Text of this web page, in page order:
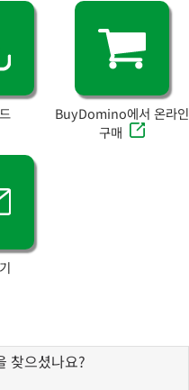
BuyDomino에서 온라인
구매
찾으셨나요?